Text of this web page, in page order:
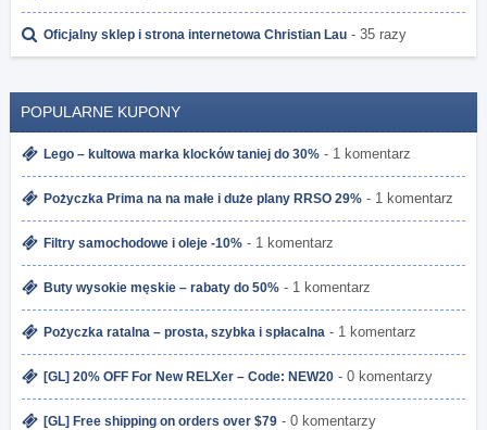
Oficjalny sklep i strona internetowa Christian Lau - 35 razy
POPULARNE KUPONY
Lego – kultowa marka klocków taniej do 30% - 1 komentarz
Pożyczka Prima na na małe i duże plany RRSO 29% - 1 komentarz
Filtry samochodowe i oleje -10% - 1 komentarz
Buty wysokie męskie – rabaty do 50% - 1 komentarz
Pożyczka ratalna – prosta, szybka i spłacalna - 1 komentarz
[GL] 20% OFF For New RELXer – Code: NEW20 - 0 komentarzy
[GL] Free shipping on orders over $79 - 0 komentarzy